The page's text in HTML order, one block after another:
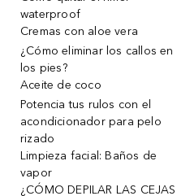
waterproof
Cremas con aloe vera
¿Cómo eliminar los callos en
los pies?
Aceite de coco
Potencia tus rulos con el
acondicionador para pelo
rizado
Limpieza facial: Baños de
vapor
¿CÓMO DEPILAR LAS CEJAS